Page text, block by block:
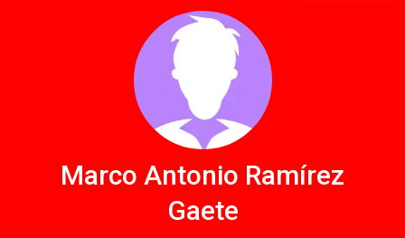
Marco Antonio Ramírez
Gaete